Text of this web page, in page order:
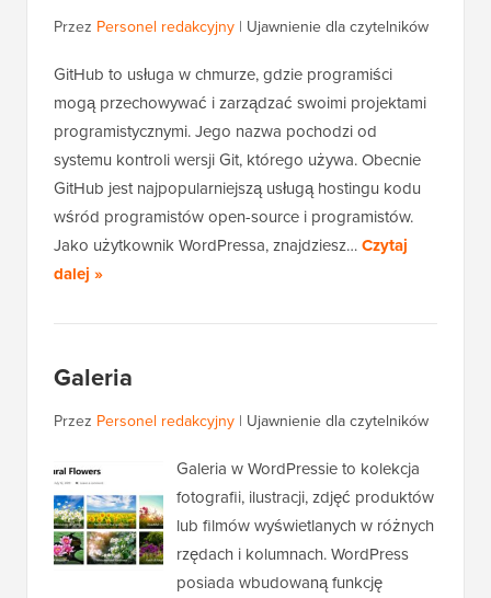
Przez Personel redakcyjny | Ujawnienie dla czytelników
GitHub to usługa w chmurze, gdzie programiści
mogą przechowywać i zarządzać swoimi projektami
programistycznymi. Jego nazwa pochodzi od
systemu kontroli wersji Git, którego używa. Obecnie
GitHub jest najpopularniejszą usługą hostingu kodu
wśród programistów open-source i programistów.
Jako użytkownik WordPressa, znajdziesz…Czytaj
dalej »
Galeria
Przez Personel redakcyjny | Ujawnienie dla czytelników
Galeria w WordPressie to kolekcja
fotografii, ilustracji, zdjęć produktów
lub filmów wyświetlanych w różnych
rzędach i kolumnach. WordPress
posiada wbudowaną funkcję